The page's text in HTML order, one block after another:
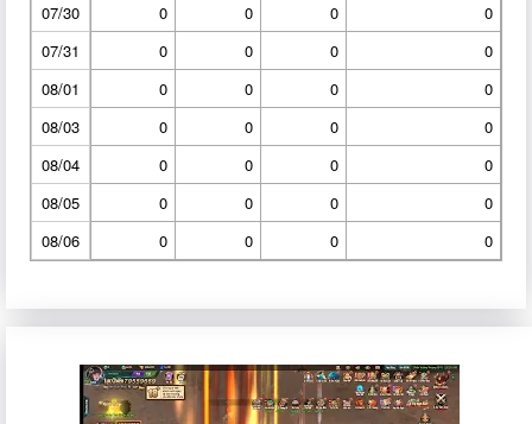
07/30
0 0 0
0
07/31
0 0 0
0
08/01
0 0 0
0
08/03
0 0 0
0
08/04
0 0 0
0
08/05
0 0 0
0
08/06
0 0 0 0